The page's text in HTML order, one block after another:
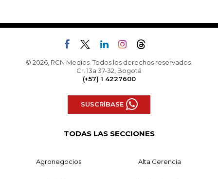
© 2026, RCN Medios. Todos los derechos reservados.
Cr. 13a 37-32, Bogotá
(+57) 1 4227600
SUSCRÍBASE
TODAS LAS SECCIONES
Agronegocios Alta Gerencia